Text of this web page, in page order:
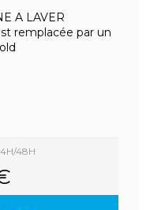
A LAVER
remplacée par un
48H